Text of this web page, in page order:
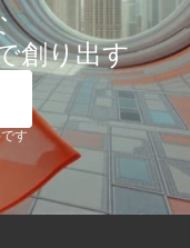
創り出す
す